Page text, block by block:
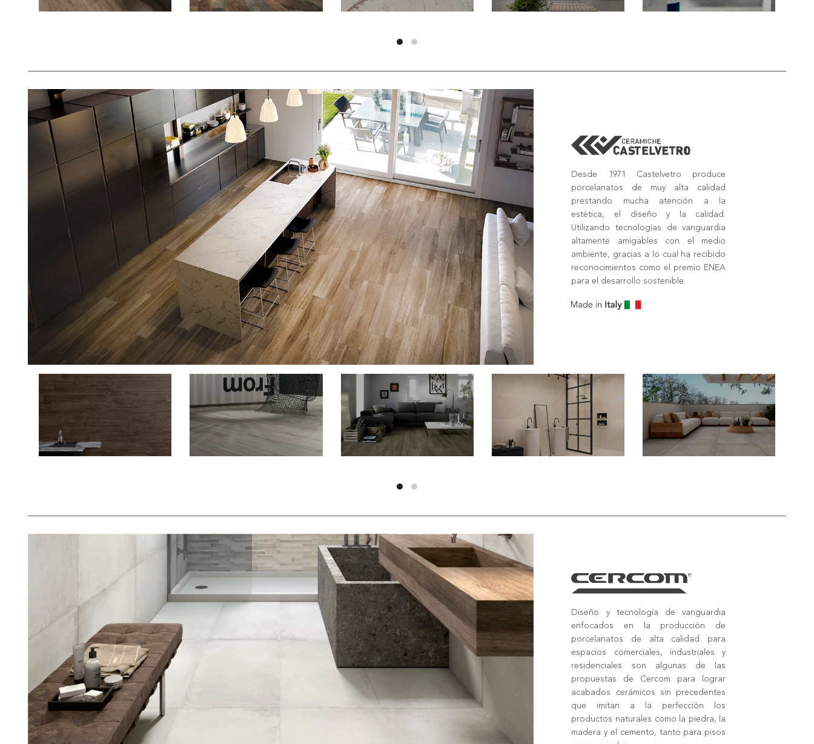
Desde 1971 Castelvetro produce
porcelanatos de muy alta calidad
prestando mucha atención a la
estética, el diseño y la calidad.
Utilizando tecnologías de vanguardia
altamente amigables con el medio
ambiente, gracias a lo cual ha recibido
reconocimientos como el premio ENEA
para el desarrollo sostenible.
Diseño y tecnología de vanguardia
enfocados en la producción de
porcelanatos de alta calidad para
espacios comerciales, industriales y
residenciales son algunas de las
propuestas de Cercom para lograr
acabados cerámicos sin precedentes
que imitan a la perfección los
productos naturales como la piedra, la
madera y el cemento, tanto para pisos